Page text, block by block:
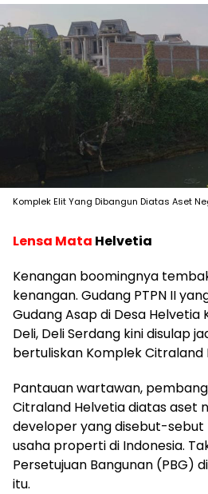
Komplek Elit Yang Dibangun Diatas Aset
Lensa Mata Helvetia
Kenangan boomingnya
kenangan. Gudang PTPN II
Gudang Asap di Desa
Deli, Deli Serdang kini disulap
bertuliskan Komplek Citraland
Pantauan wartawan,
Citraland Helvetia diatas aset
developer yang disebut-sebut
usaha properti di Indonesia.
Persetujuan Bangunan (PBG)
itu.